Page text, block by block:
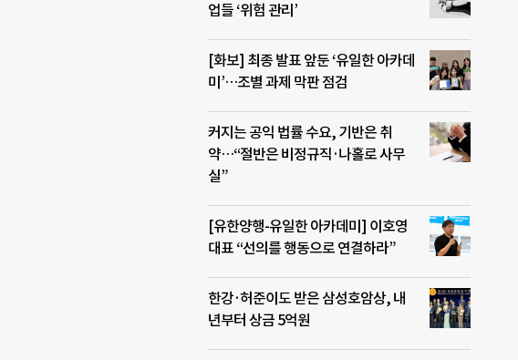
업들 ‘위험 관리’
[화보] 최종 발표 앞둔 ‘유일한 아카데
미’…조별 과제 막판 점검
커지는 공익 법률 수요, 기반은 취
약…“절반은 비정규직·나홀로 사무
실”
[유한양행-유일한 아카데미] 이호영
대표 “선의를 행동으로 연결하라”
한강·허준이도 받은 삼성호암상, 내
년부터 상금 5억원